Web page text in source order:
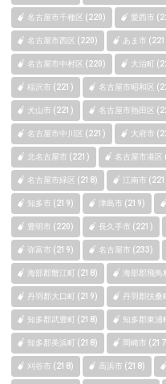
名古屋市千種区 (220) 愛西市
名古屋市西区 (220) あま市
名古屋市中村区 (220) 大治町
稲沢市 (221) 名古屋市昭和区
犬山市 (221) 名古屋市熱田区
名古屋市中川区 (221) 大府市
北名古屋市 (221) 名古屋市港区
名古屋市緑区 (218) 江南市
知多市 (219) 津島市 (219)
豊明市 (220) 長久手市 (221)
弥富市 (219) 名古屋市 (233)
海部郡蟹江町 (218) 海部郡飛鳥
丹羽郡大口町 (219) 丹羽郡扶桑
知多郡武豊町 (218) 知多郡東浦
知多郡美浜町 (218) 岡崎市
刈谷市 (218) 高浜市 (218)